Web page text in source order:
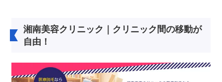
湘南美容クリニック｜クリニック間の移動が
自由！